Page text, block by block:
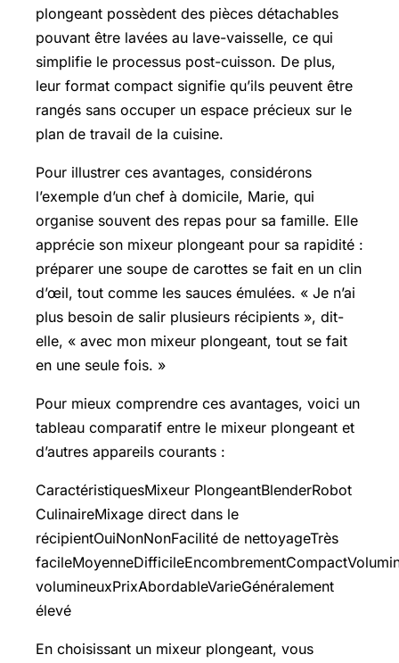
plongeant possèdent des pièces détachables
pouvant être lavées au lave-vaisselle, ce qui
simplifie le processus post-cuisson. De plus,
leur format compact signifie qu’ils peuvent être
rangés sans occuper un espace précieux sur le
plan de travail de la cuisine.
Pour illustrer ces avantages, considérons
l’exemple d’un chef à domicile, Marie, qui
organise souvent des repas pour sa famille. Elle
apprécie son mixeur plongeant pour sa rapidité :
préparer une soupe de carottes se fait en un clin
d’œil, tout comme les sauces émulées. « Je n’ai
plus besoin de salir plusieurs récipients », dit-
elle, « avec mon mixeur plongeant, tout se fait
en une seule fois. »
Pour mieux comprendre ces avantages, voici un
tableau comparatif entre le mixeur plongeant et
d’autres appareils courants :
CaractéristiquesMixeur PlongeantBlenderRobot
CulinaireMixage direct dans le
récipientOuiNonNonFacilité de nettoyageTrès
volumineuxPrixAbordableVarieGénéralement
élevé
En choisissant un mixeur plongeant, vous